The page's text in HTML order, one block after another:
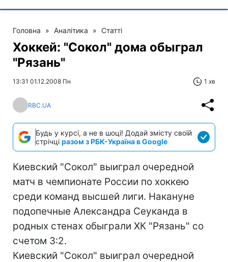
Головна » Аналітика » Статті
Хоккей: "Сокол" дома обыграл
"Рязань"
13:31 01.12.2008 Пн 1 хв
RBC.UA
Будь у курсі, а не в шоці! Додай змісту своїй
стрічці разом з РБК-Україна в Google
Киевский "Сокол" выиграл очередной
матч в чемпионате России по хоккею
среди команд высшей лиги. Накануне
подопечные Александра Сеуканда в
родных стенах обыграли ХК "Рязань" со
счетом 3:2.
Киевский "Сокол" выиграл очередной